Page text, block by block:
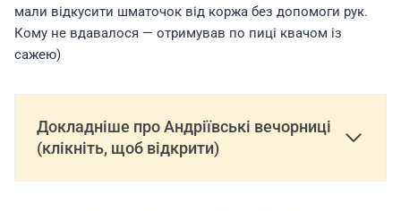
мали відкусити шматочок від коржа без допомоги рук.
Кому не вдавалося — отримував по пиці квачом із
сажею)
Докладніше про Андріївські вечорниці
(клікніть, щоб відкрити)